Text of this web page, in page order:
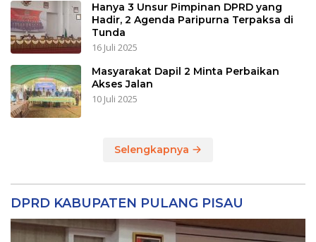
Hanya 3 Unsur Pimpinan DPRD yang
Hadir, 2 Agenda Paripurna Terpaksa di
Tunda
16 Juli 2025
Masyarakat Dapil 2 Minta Perbaikan
Akses Jalan
10 Juli 2025
Selengkapnya
DPRD KABUPATEN PULANG PISAU